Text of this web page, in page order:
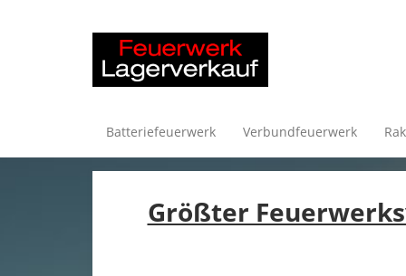
Batteriefeuerwerk Verbundfeuerwerk
Größter